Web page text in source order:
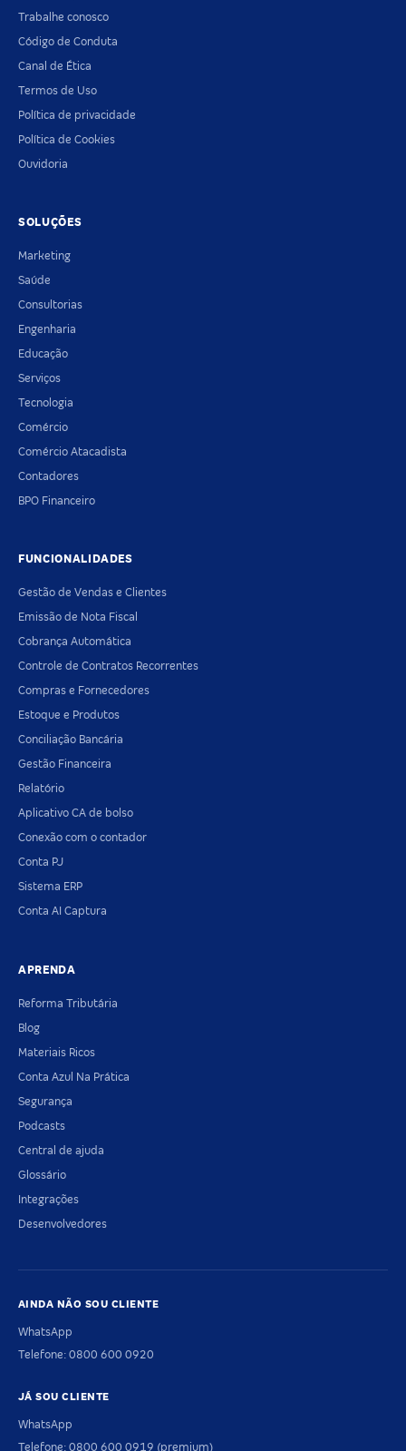
Trabalhe conosco
Código de Conduta
Canal de Ética
Termos de Uso
Política de privacidade
Política de Cookies
Ouvidoria
SOLUÇÕES
Marketing
Saúde
Consultorias
Engenharia
Educação
Serviços
Tecnologia
Comércio
Comércio Atacadista
Contadores
BPO Financeiro
FUNCIONALIDADES
Gestão de Vendas e Clientes
Emissão de Nota Fiscal
Cobrança Automática
Controle de Contratos Recorrentes
Compras e Fornecedores
Estoque e Produtos
Conciliação Bancária
Gestão Financeira
Relatório
Aplicativo CA de bolso
Conexão com o contador
Conta PJ
Sistema ERP
Conta AI Captura
APRENDA
Reforma Tributária
Blog
Materiais Ricos
Conta Azul Na Prática
Segurança
Podcasts
Central de ajuda
Glossário
Integrações
Desenvolvedores
AINDA NÃO SOU CLIENTE
WhatsApp
Telefone: 0800 600 0920
JÁ SOU CLIENTE
WhatsApp
Telefone: 0800 600 0919 (premium)